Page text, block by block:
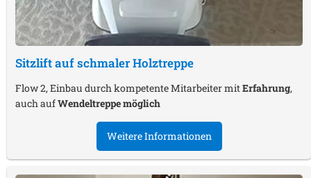
Sitzlift auf schmaler Holztreppe
Flow 2, Einbau durch kompetente Mitarbeiter mitErfahrung,
auch aufWendeltreppe möglich
Weitere Informationen